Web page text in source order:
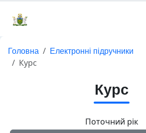
Головна Електронні підручники
Курс
Курс
Поточний рік